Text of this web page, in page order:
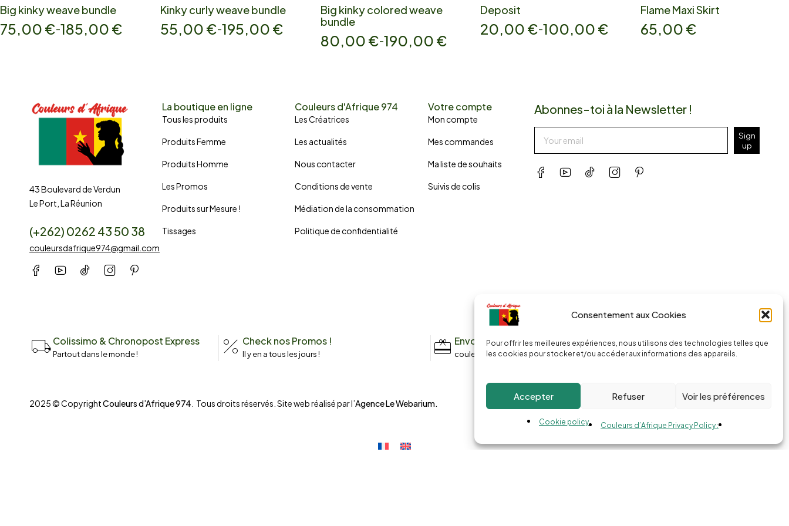
Consentement aux Cookies
Pour offrir les meilleures expériences, nous utilisons des technologies telles que
les cookies pour stocker et/ou accéder aux informations des appareils.
Accepter Refuser Voir les préférences
Cookie policy Couleurs d’Afrique Privacy Policy :
Big kinky weave bundle
75,00 €–185,00 €
Kinky curly weave bundle
55,00 €–195,00 €
Big kinky colored weave
bundle
80,00 €–190,00 €
Deposit
20,00 €–100,00 €
Flame Maxi Skirt
65,00 €
43 Boulevard de Verdun
Le Port, La Réunion
(+262) 0262 43 50 38
couleursdafrique974@gmail.com
La boutique en ligne
Tous les produits
Produits Femme
Produits Homme
Les Promos
Produits sur Mesure !
Tissages
Couleurs d'Afrique 974
Les Créatrices
Les actualités
Nous contacter
Conditions de vente
Médiation de la consommation
Politique de confidentialité
Votre compte
Mon compte
Mes commandes
Ma liste de souhaits
Suivis de colis
Abonnes-toi à la Newsletter !
Sign
up
Colissimo & Chronopost Express
Partout dans le monde !
Check nos Promos !
Il y en a tous les jours !
Envoyez un message
couleursdafrique974.com
Appeler la boutique
(+262) 0262 43 50 38
2025 © CopyrightCouleurs d’Afrique 974 . Tous droits réservés. Site web réalisé par l’Agence Le Webarium.